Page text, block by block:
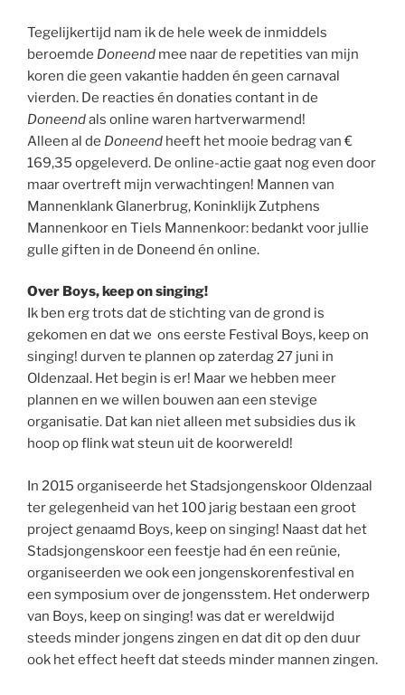
Tegelijkertijd nam ik de hele week de inmiddels
beroemde Doneend mee naar de repetities van mijn
koren die geen vakantie hadden én geen carnaval
vierden. De reacties én donaties contant in de
Doneendals online waren hartverwarmend!
Alleen al de Doneend heeft het mooie bedrag van €
169,35 opgeleverd. De online-actie gaat nog even door
maar overtreft mijn verwachtingen! Mannen van
Mannenklank Glanerbrug, Koninklijk Zutphens
Mannenkoor en Tiels Mannenkoor: bedankt voor jullie
gulle giften in de Doneend én online.
Over Boys, keep on singing!
Ik ben erg trots dat de stichting van de grond is
gekomen en dat we ons eerste Festival Boys, keep on
singing! durven te plannen op zaterdag 27 juni in
Oldenzaal. Het begin is er! Maar we hebben meer
plannen en we willen bouwen aan een stevige
organisatie. Dat kan niet alleen met subsidies dus ik
hoop op flink wat steun uit de koorwereld!
In 2015 organiseerde het Stadsjongenskoor Oldenzaal
ter gelegenheid van het 100 jarig bestaan een groot
project genaamd Boys, keep on singing! Naast dat het
Stadsjongenskoor een feestje had én een reünie,
organiseerden we ook een jongenskorenfestival en
een symposium over de jongensstem. Het onderwerp
van Boys, keep on singing! was dat er wereldwijd
steeds minder jongens zingen en dat dit op den duur
ook het effect heeft dat steeds minder mannen zingen.